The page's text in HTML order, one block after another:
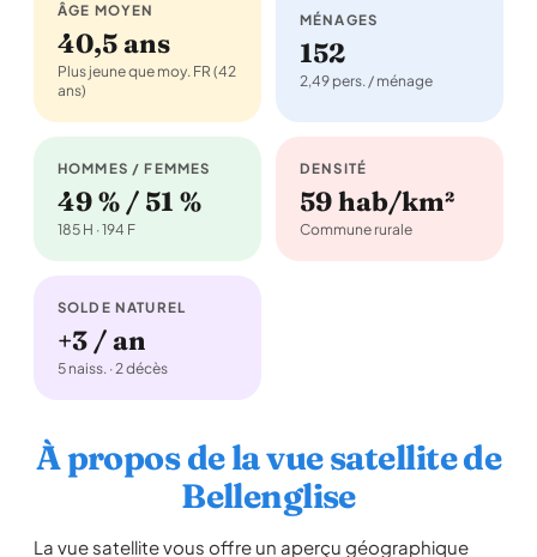
ÂGE MOYEN
40,5 ans
Plus jeune que moy. FR (42
ans)
MÉNAGES
152
2,49 pers. / ménage
HOMMES / FEMMES
49 % / 51 %
185 H · 194 F
DENSITÉ
59 hab/km²
Commune rurale
SOLDE NATUREL
+3 / an
5 naiss. · 2 décès
À propos de la vue satellite de
Bellenglise
La vue satellite vous offre un aperçu géographique